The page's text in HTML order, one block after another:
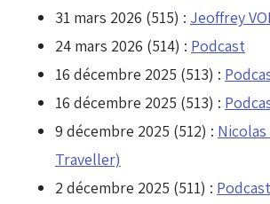
31 mars 2026 (515) : Jeoffrey
24 mars 2026 (514) : Podcast
16 décembre 2025 (513) :
16 décembre 2025 (513) :
9 décembre 2025 (512) :
Traveller)
2 décembre 2025 (511) : Podcast